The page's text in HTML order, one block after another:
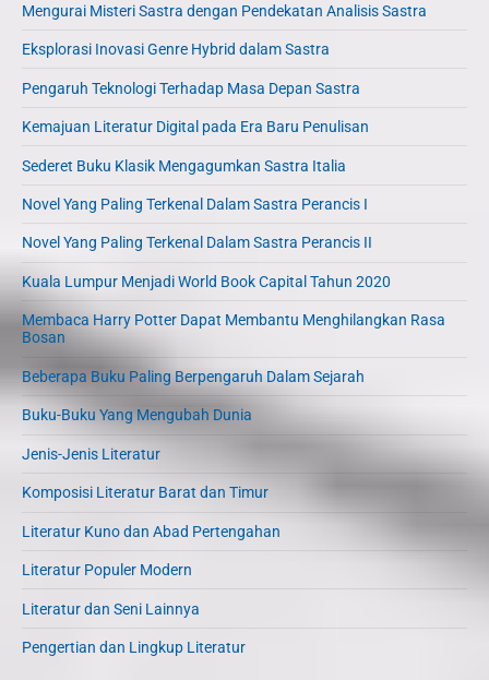
Mengurai Misteri Sastra dengan Pendekatan Analisis Sastra
Eksplorasi Inovasi Genre Hybrid dalam Sastra
Pengaruh Teknologi Terhadap Masa Depan Sastra
Kemajuan Literatur Digital pada Era Baru Penulisan
Sederet Buku Klasik Mengagumkan Sastra Italia
Novel Yang Paling Terkenal Dalam Sastra Perancis I
Novel Yang Paling Terkenal Dalam Sastra Perancis II
Kuala Lumpur Menjadi World Book Capital Tahun 2020
Membaca Harry Potter Dapat Membantu Menghilangkan Rasa
Bosan
Beberapa Buku Paling Berpengaruh Dalam Sejarah
Buku-Buku Yang Mengubah Dunia
Jenis-Jenis Literatur
Komposisi Literatur Barat dan Timur
Literatur Kuno dan Abad Pertengahan
Literatur Populer Modern
Literatur dan Seni Lainnya
Pengertian dan Lingkup Literatur